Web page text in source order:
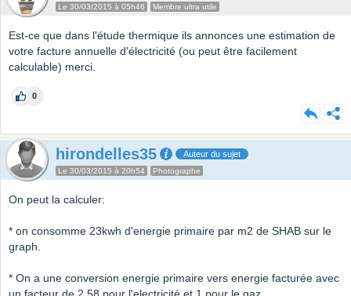
Le 30/03/2015 à 05h46 Membre ultra utile
Est-ce que dans l'étude thermique ils annonces une estimation de
votre facture annuelle d'électricité (ou peut être facilement
calculable) merci.
0
hirondelles35 Auteur du sujet
Le 30/03/2015 à 20h54 Photographe
On peut la calculer:
* on consomme 23kwh d'energie primaire par m2 de SHAB sur le
graph.
* On a une conversion energie primaire vers energie facturée avec